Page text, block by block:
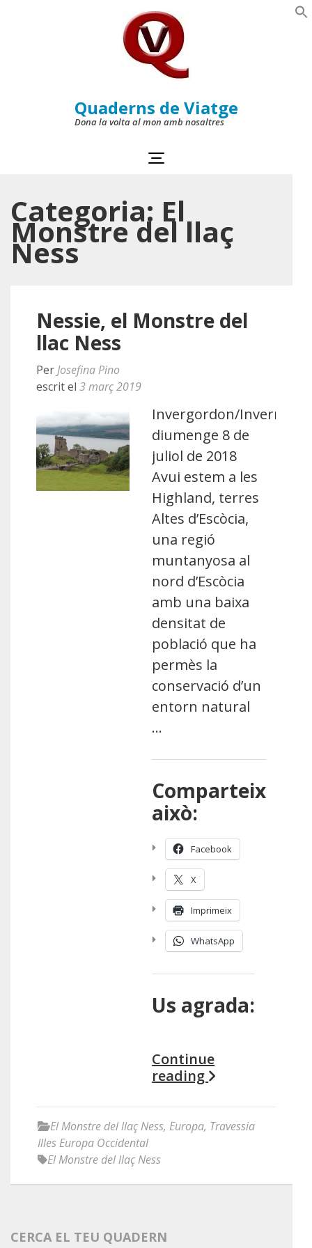
Quaderns de Viatge
Dona la volta al mon amb nosaltres
Categoria: El
Monstre del llaç
Ness
Nessie, el Monstre del
llac Ness
Per Josefina Pino
escrit el 3 març 2019
Invergordon/Inverness,
diumenge 8 de
juliol de 2018
Avui estem a les
Highland, terres
Altes d’Escòcia,
una regió
muntanyosa al
nord d’Escòcia
amb una baixa
densitat de
població que ha
permès la
conservació d’un
entorn natural
…
Comparteix
això:
Facebook
X
Imprimeix
WhatsApp
Us agrada:
Continue
reading
El Monstre del llaç Ness, Europa, Travessia
Illes Europa Occidental
El Monstre del llaç Ness
CERCA EL TEU QUADERN